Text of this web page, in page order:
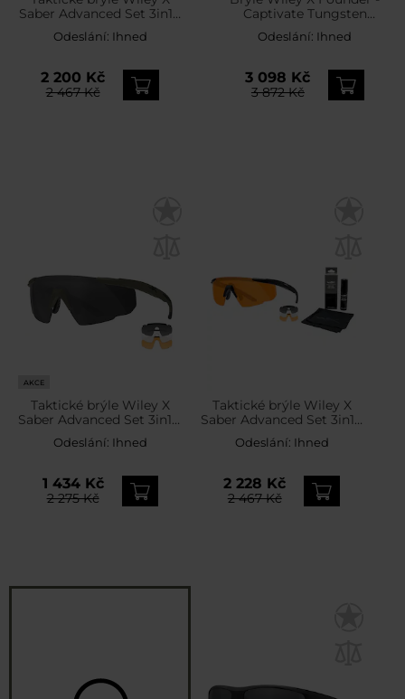
Saber Advanced Set 3in1 -
Grey/Clear/Light Rust/OD
Green + Anti-Fog Cleaner
Odeslání: Ihned
2 200 Kč
2 467 Kč
Captivate Tungsten
Mirror/Matte Black/Tan
Odeslání: Ihned
3 098 Kč
3 872 Kč
AKCE
Taktické brýle Wiley X
Saber Advanced Set 3in1 –
Grey / Clear / Light Rust /
OD Green
Odeslání: Ihned
1 434 Kč
2 275 Kč
Taktické brýle Wiley X
Saber Advanced Set 3in1 -
Grey/Clear/Light
Rust/Matte Black + Anti-
Odeslání: Ihned
2 228 Kč
2 467 Kč